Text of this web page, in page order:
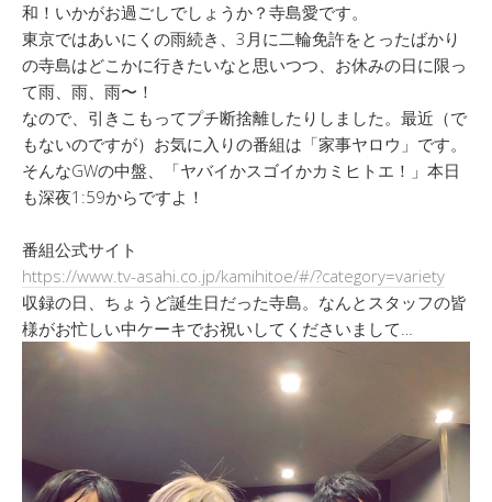
和！いかがお過ごしでしょうか？寺島愛です。
東京ではあいにくの雨続き、3月に二輪免許をとったばかり
の寺島はどこかに行きたいなと思いつつ、お休みの日に限っ
て雨、雨、雨〜！
なので、引きこもってプチ断捨離したりしました。最近（で
もないのですが）お気に入りの番組は「家事ヤロウ」です。
そんなGWの中盤、「ヤバイかスゴイかカミヒトエ！」本日
も深夜1:59からですよ！
番組公式サイト
https://www.tv-asahi.co.jp/kamihitoe/#/?category=variety
収録の日、ちょうど誕生日だった寺島。なんとスタッフの皆
様がお忙しい中ケーキでお祝いしてくださいまして…